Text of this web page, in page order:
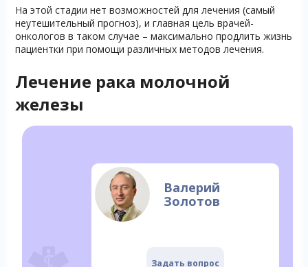
На этой стадии нет возможностей для лечения (самый
неутешительный прогноз), и главная цель врачей-
онкологов в таком случае – максимально продлить жизнь
пациентки при помощи различных методов лечения.
Лечение рака молочной
железы
Валерий
Золотов
Задать вопрос